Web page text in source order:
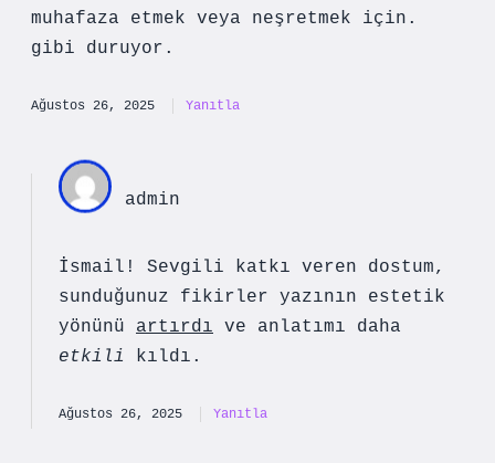
muhafaza etmek veya neşretmek için.
gibi duruyor.
Ağustos 26, 2025 Yanıtla
admin
İsmail! Sevgili katkı veren dostum,
sunduğunuz fikirler yazının estetik
yönünü artırdı ve anlatımı daha
etkili
kıldı.
Ağustos 26, 2025 Yanıtla